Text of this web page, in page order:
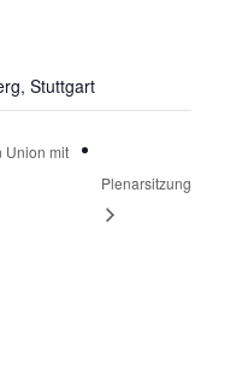
Stuttgart
Union mit
Plenarsitzung